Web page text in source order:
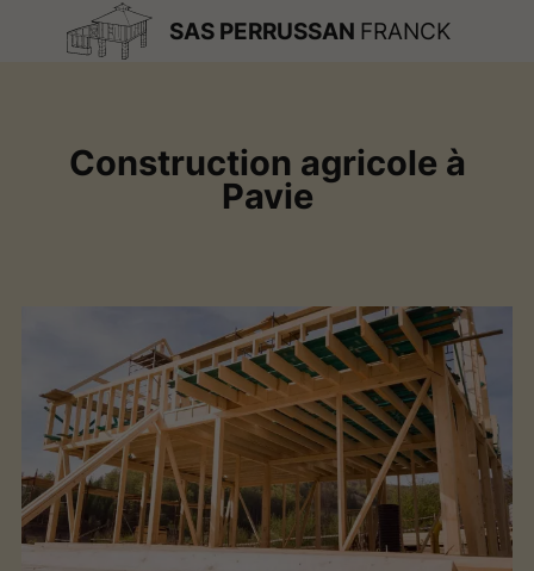
SAS PERRUSSAN FRANCK
Construction agricole à
Pavie